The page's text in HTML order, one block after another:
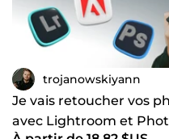
trojanowskiyann
Je vais retoucher vos
avec Lightroom et